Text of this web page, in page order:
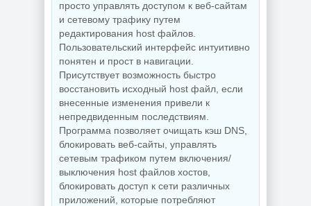
просто управлять доступом к веб-сайтам
и сетевому трафику путем
редактирования host файлов.
Пользовательский интерфейс интуитивно
понятен и прост в навигации.
Присутствует возможность быстро
восстановить исходный host файл, если
внесенные изменения привели к
непредвиденным последствиям.
Программа позволяет очищать кэш DNS,
блокировать веб-сайты, управлять
сетевым трафиком путем включения/
выключения host файлов хостов,
блокировать доступ к сети различных
приложений, которые потребляют